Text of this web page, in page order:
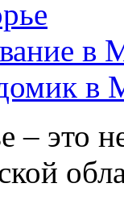
в
в
– это